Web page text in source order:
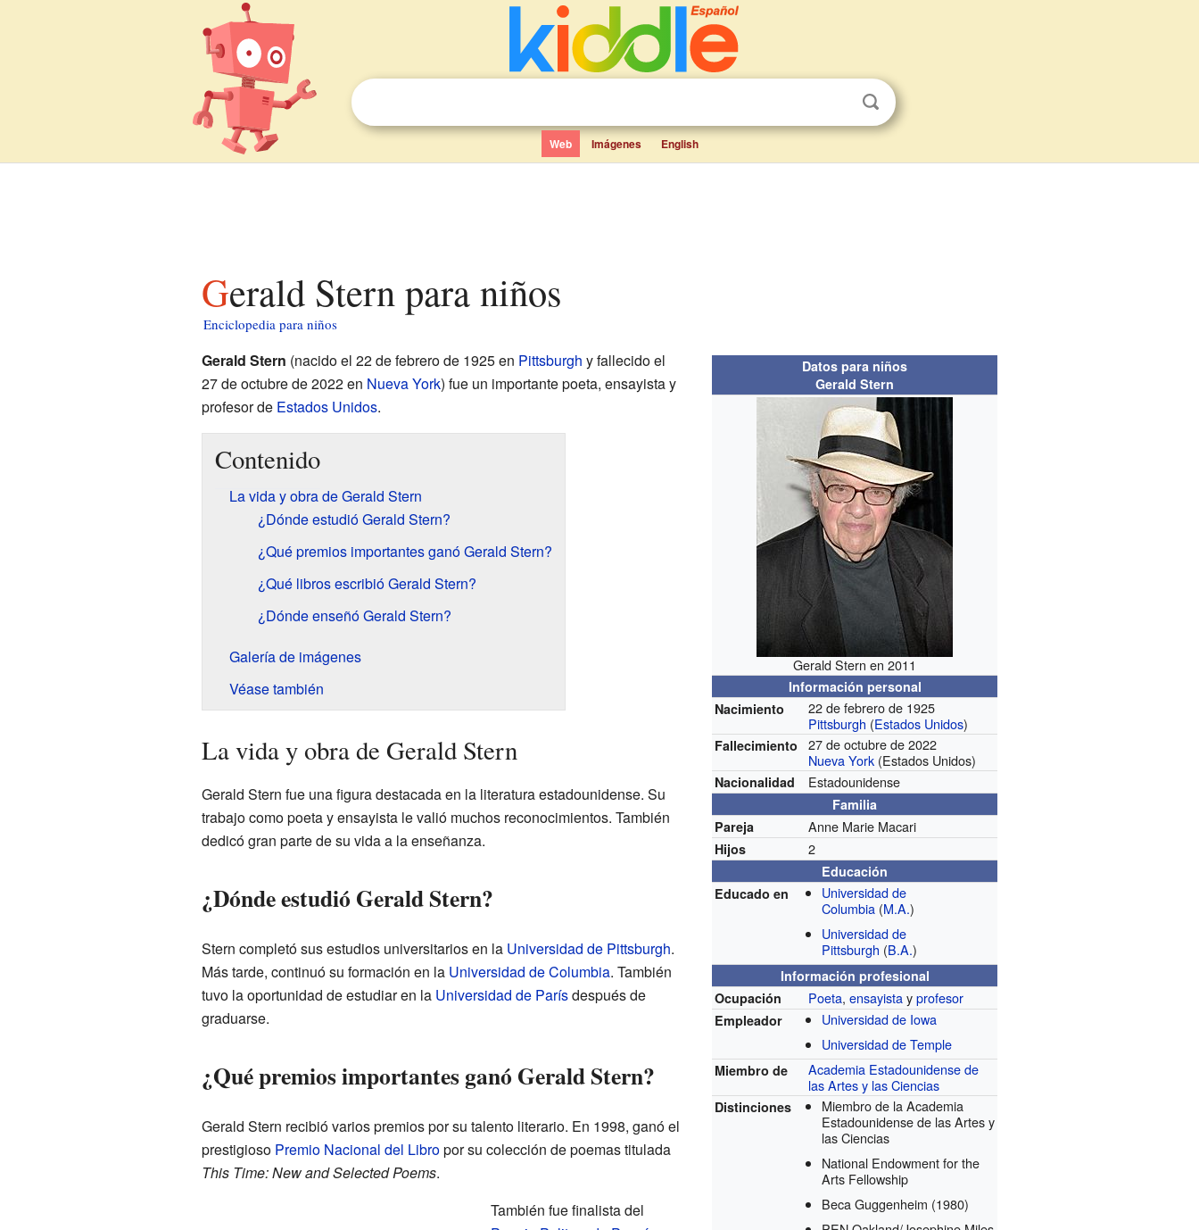
Web Imágenes English
Gerald Stern para niños
Enciclopedia para niños
Datos para niños
Gerald Stern
Gerald Stern en 2011
Información personal
Nacimiento
22 de febrero de 1925
Pittsburgh (Estados Unidos)
Fallecimiento
27 de octubre de 2022
Nueva York (Estados Unidos)
Nacionalidad Estadounidense
Familia
Pareja
Anne Marie Macari
Hijos 2
Educación
Educado en
Universidad de
Columbia (M.A.)
Universidad de
Pittsburgh (B.A.)
Información profesional
Ocupación
Poeta,ensayistayprofesor
Empleador
Universidad de Iowa
Universidad de Temple
Miembro de
Academia Estadounidense de
las Artes y las Ciencias
Distinciones
Miembro de la Academia
Estadounidense de las Artes y
las Ciencias
National Endowment for the
Arts Fellowship
Beca Guggenheim (1980)
Gerald Stern (nacido el 22 de febrero de 1925 en Pittsburgh y fallecido el
27 de octubre de 2022 en Nueva York) fue un importante poeta, ensayista y
profesor de Estados Unidos.
Contenido
La vida y obra de Gerald Stern
¿Dónde estudió Gerald Stern?
¿Qué premios importantes ganó Gerald Stern?
¿Qué libros escribió Gerald Stern?
¿Dónde enseñó Gerald Stern?
Galería de imágenes
Véase también
La vida y obra de Gerald Stern
Gerald Stern fue una figura destacada en la literatura estadounidense. Su
trabajo como poeta y ensayista le valió muchos reconocimientos. También
dedicó gran parte de su vida a la enseñanza.
¿Dónde estudió Gerald Stern?
Stern completó sus estudios universitarios en la Universidad de Pittsburgh.
Más tarde, continuó su formación en la Universidad de Columbia. También
tuvo la oportunidad de estudiar en la Universidad de Parísdespués de
graduarse.
¿Qué premios importantes ganó Gerald Stern?
Gerald Stern recibió varios premios por su talento literario. En 1998, ganó el
prestigioso Premio Nacional del Libropor su colección de poemas titulada
This Time: New and Selected Poems.
También fue finalista del